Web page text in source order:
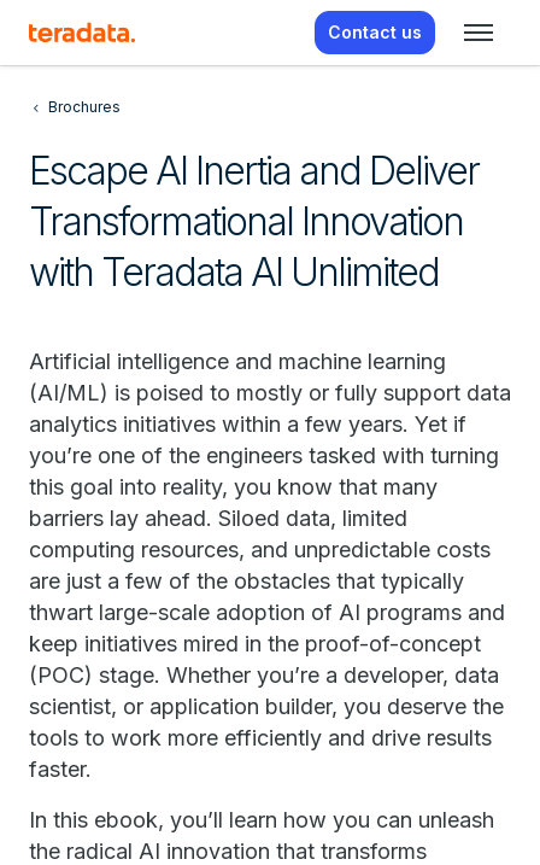
Contact us
Brochures
Escape AI Inertia and Deliver
Transformational Innovation
with Teradata AI Unlimited
Artificial intelligence and machine learning
(AI/ML) is poised to mostly or fully support data
analytics initiatives within a few years. Yet if
you’re one of the engineers tasked with turning
this goal into reality, you know that many
barriers lay ahead. Siloed data, limited
computing resources, and unpredictable costs
are just a few of the obstacles that typically
thwart large-scale adoption of AI programs and
keep initiatives mired in the proof-of-concept
(POC) stage. Whether you’re a developer, data
scientist, or application builder, you deserve the
tools to work more efficiently and drive results
faster.
In this ebook, you’ll learn how you can unleash
the radical AI innovation that transforms